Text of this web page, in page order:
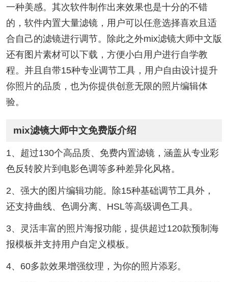
一种美感。其次软件制作出来效果也是十分的不错
的，软件内置大量滤镜，用户可以任意选择喜欢且适
合自己的滤镜进行调节。除此之外mix滤镜大师中文版
还有图片素材可以下载，方便小白用户进行自学教
程。并且自带15种专业调节工具，用户自由设计提升
你照片的品质，也为你提供创意无限的照片编辑体
验。
mix滤镜大师中文免费版介绍
1、超过130个高品质、免费内置滤镜，涵盖从专业彩
色反转胶片到电影色调等多种差异化风格。
2、强大的图片编辑功能。除15种基础调节工具外，
还支持曲线、色调分离、HSL等高级调色工具。
3、灵活丰富的照片海报功能，提供超过120款预制海
报模板并支持用户自定义模板。
4、60多款效果增强纹理，为你的照片添彩。